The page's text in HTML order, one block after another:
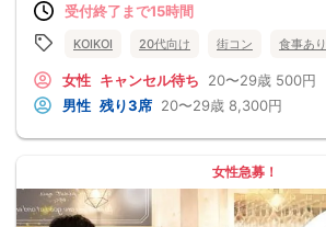
受付終了まで15時間
KOIKOI 20代向け 街コン 食事あり
女性 キャンセル待ち 20〜29歳 500円
男性 残り3席 20〜29歳 8,300円
女性急募！